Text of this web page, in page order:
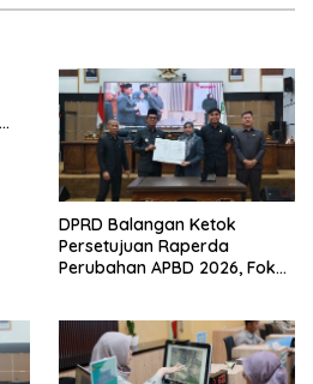
DPRD Balangan Ketok
Persetujuan Raperda
Perubahan APBD 2026, Fokus